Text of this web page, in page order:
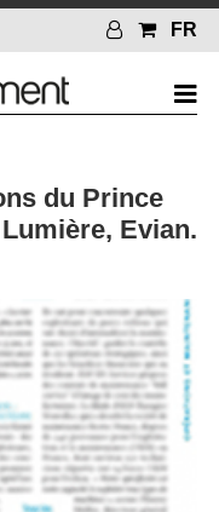
FR
du Prince
Evian.